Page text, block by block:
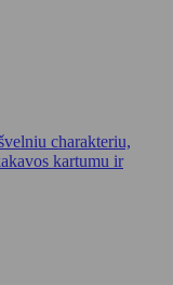
charakteriu,
kartumu ir